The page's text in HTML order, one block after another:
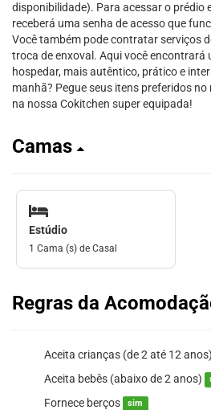
disponibilidade). Para acessar o prédio
receberá uma senha de acesso que
Você também pode contratar serviços
troca de enxoval. Aqui você encontrará
hospedar, mais autêntico, prático e
manhã? Pegue seus itens preferidos
na nossa Cokitchen super equipada!
Camas
Estúdio
1 Cama (s) de Casal
Regras da
Aceita crianças (de 2 até 12 anos)
Aceita bebês (abaixo de 2 anos)
Fornece berços sim